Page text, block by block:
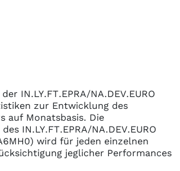
der IN.LY.FT.EPRA/NA.DEV.EURO
zur Entwicklung des
auf Monatsbasis. Die
IN.LY.FT.EPRA/NA.DEV.EURO
wird für jeden einzelnen
jeglicher Performances